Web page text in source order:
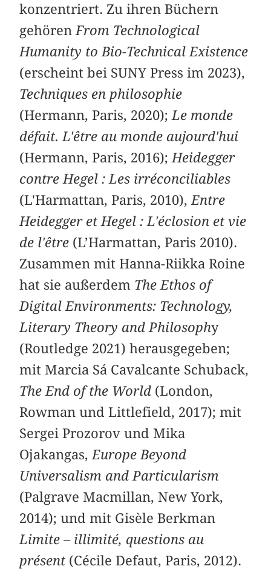
konzentriert. Zu ihren Büchern
gehören From Technological
Humanity to Bio-Technical Existence
(erscheint bei SUNY Press im 2023),
Techniques en philosophie
(Hermann, Paris, 2020); Le monde
défait. L'être au monde aujourd'hui
(Hermann, Paris, 2016); Heidegger
contre Hegel : Les irréconciliables
(L'Harmattan, Paris, 2010), Entre
Heidegger et Hegel : L'éclosion et vie
de l'être (L’Harmattan, Paris 2010).
Zusammen mit Hanna-Riikka Roine
hat sie außerdem The Ethos of
Digital Environments: Technology,
Literary Theory and Philosophy
(Routledge 2021) herausgegeben;
mit Marcia Sá Cavalcante Schuback,
The End of the World (London,
Rowman und Littlefield, 2017); mit
Sergei Prozorov und Mika
Ojakangas, Europe Beyond
Universalism and Particularism
(Palgrave Macmillan, New York,
2014); und mit Gisèle Berkman
Limite – illimité, questions au
présent (Cécile Defaut, Paris, 2012).